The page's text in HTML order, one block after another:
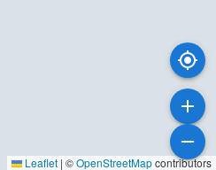
Leaflet | ©OpenStreetMapcontributors